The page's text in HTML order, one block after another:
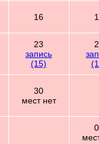
16
23
запись
(15)
30
мест нет